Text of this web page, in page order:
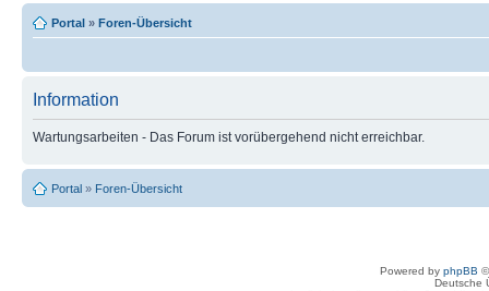
Portal » Foren-Übersicht
Information
Wartungsarbeiten - Das Forum ist vorübergehend nicht erreichbar.
Portal » Foren-Übersicht
Powered by phpBB
Deutsche